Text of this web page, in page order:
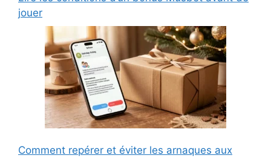
jouer
Comment repérer et éviter les arnaques aux